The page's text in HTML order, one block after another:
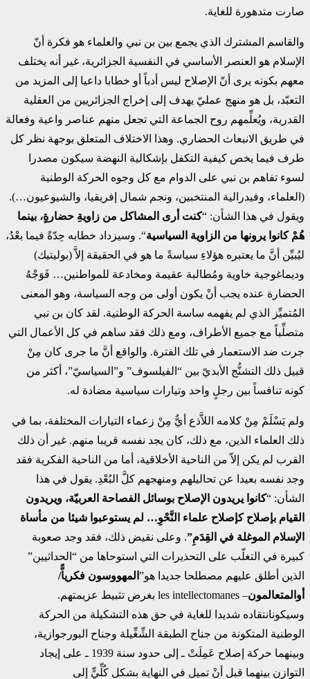
صارت متدهورة للغاية.
والقاسم المشترك الذي يجمع بين بن نبي والعلماء هو فكرة أنّ
الإسلام هو العنصر الأساسي في النفسية الجزائرية، غير أنه يختلف
معهم بكونه يرى أنّ الإصلاح ليس أدباً أو خطابا داعيا إلى المزيد من
التعبّد، بل هو منهج عمليّ يهدف إلى إخراج الجزائريين من العقلية
القدرية، ويُعلِّمهم روح الجماعة التي تجعل منهم عناصر واعية وفعالة
في طريق الانبعاث الحضاري. وهذا الاختلاف المتعلق بوجهة نظر كل
طرف فيما يخص كيفية التكفل بإشكالية النهضة سيكون مصدرا
لسوء تفاهم بن نبي على الدوام مع كل وجوه الحركة الوطنية
(العلماء، وفيدرالية المنتخبين، ونجم شمال إفريقيا، والشيوعيون…).
ويقول في هذا الشأن: “كنت أرى المشاكل من زاويةِ حضارةٍ، بينما
هُمْ كانوا يرونها من الزاوية السياسية“. وسيزداد خطابه حِدّةً فيما بعْدُ،
ليُبيِّن أنَّ ما يعتبره هؤلاءِ سياسةً ما هو في الحقيقة إلاَّ (بوليتيك)
وديماغوجية خاوية ومُطالبة عقيمة ومخادعة للمواطنين… فَوَجْهُ
الحضارة عنده يجب أنْ يكون أولى من وجه السياسة، وهو المعنى
المُتميِّز الذي لم يفهمه ساسة الحركة الوطنية. لقد كان بن نبي
متصلِّباً مع جميع الأطراف، ومع ذلك فقد ساهم في كل الأعمال التي
جرت ضد الاستعمار في تلك الفترة. والواقع أنَّ ما جرى كان مِنْ
قبيل ذلك التشنُّج الأبديّ بين “الفيلسوف” و”السياسيّ”، أكثر من
كونه تنافساً بين رجلٍ واحد وتيارات سياسية مضادة له.
ولم يَسْلَمْ مِنْ كلامه اللاَّذع أيٌّ مِنْ زعماء التيارات المختلفة، بما في
ذلك العلماء الذين، مع ذلك، كان يجد نفسه قريبا منهم. غير أن ذلك
القرب لم يكن إلاّ من الناحية الأخلاقية، أما من الناحية الفكرية فقد
وجد نفسه بعيدا عن تحاليلهم ومنهجهم كلَّ البُعْدِ. يقول في هذا
الشأن: “كانوا يريدون الإصلاح بوسائل الفصاحة العربيّة، ويريدون
القيام بإصلاح كإصلاح علماء النَّحْوِ… لم يستوعبوا شيئا من مأساة
الإسلام الموغلة في القِدَمِ”. وعلى نقيض ذلك، فقد وجد صعوبة
كبيرة في التغلّب على التحذيرات التي استوحاها من “الحداثيين”
الذين أطلق عليهم مصطلحا جديدا هو” المهووسون فكرياًّ/
أوالمتعالمون– les intellectomanes
بغرض تثبيط عزيمتهم.
وسيكونانتقاده شديدا للغاية في حق هذه التشكيلة من الحركة
الوطنية المتكونة من جناح الطبقة الشِّغِّيلة وجناح البورجوازية،
وبينهما حركة إصلاح عَمِلَتْ ـ إلى حدود سنة 1939 ـ على إيجاد
التوازن بينهما قبل أنْ تميل في النهاية بشكلٍ كُلِّيٍّ إلى